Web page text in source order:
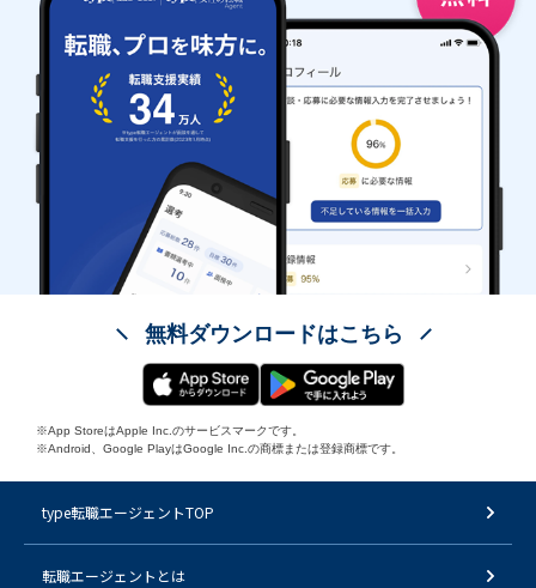
無料ダウンロードはこちら
※App StoreはApple Inc.のサービスマークです。
※Android、Google PlayはGoogle Inc.の商標または登録商標です。
type転職エージェントTOP
転職エージェントとは